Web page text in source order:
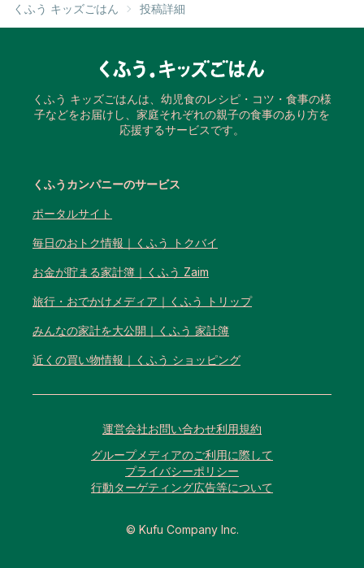
くふう キッズごはん 投稿詳細
くふう キッズごはんは、幼児食のレシピ・コツ・食事の様
子などをお届けし、家庭それぞれの親子の食事のあり方を
応援するサービスです。
くふうカンパニーのサービス
ポータルサイト
毎日のおトク情報｜くふう トクバイ
お金が貯まる家計簿｜くふう Zaim
旅行・おでかけメディア｜くふう トリップ
みんなの家計を大公開｜くふう 家計簿
近くの買い物情報｜くふう ショッピング
運営会社お問い合わせ利用規約
グループメディアのご利用に際して
プライバシーポリシー
行動ターゲティング広告等について
© Kufu Company Inc.